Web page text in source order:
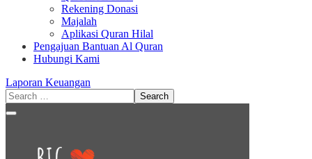
Rekening Donasi
Majalah
Aplikasi Quran Hilal
Pengajuan Bantuan Al Quran
Hubungi Kami
Laporan Keuangan